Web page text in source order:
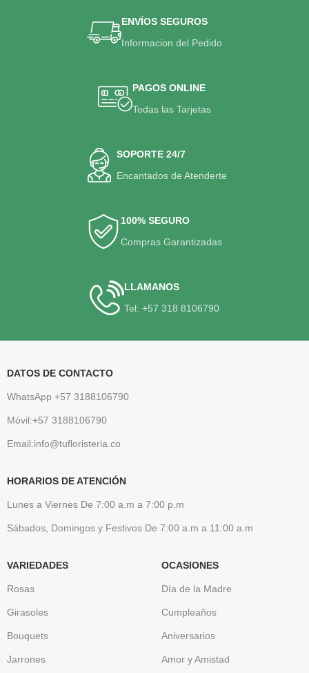
ENVÍOS SEGUROS
Informacion del Pedido
PAGOS ONLINE
Todas las Tarjetas
SOPORTE 24/7
Encantados de Atenderte
100% SEGURO
Compras Garantizadas
LLAMANOS
Tel: +57 318 8106790
DATOS DE CONTACTO
WhatsApp +57 3188106790
Móvil:+57 3188106790
Email:info@tufloristeria.co
HORARIOS DE ATENCIÓN
Lunes a Viernes De 7:00 a.m a 7:00 p.m
Sábados, Domingos y Festivos De 7:00 a.m a 11:00 a.m
VARIEDADES
Rosas
Girasoles
Bouquets
Jarrones
OCASIONES
Día de la Madre
Cumpleaños
Aniversarios
Amor y Amistad